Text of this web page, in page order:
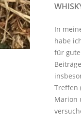
In
habe
für
Treffen
Marion